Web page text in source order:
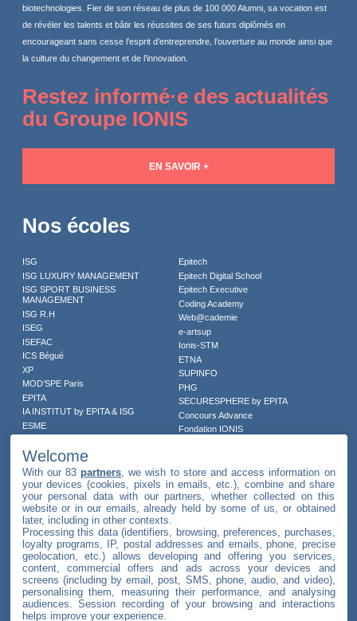
biotechnologies. Fier de son réseau de plus de 100 000 Alumni, sa vocation est
de révéler les talents et bâtir les réussites de ses futurs diplômés en
encourageant sans cesse l’esprit d’entreprendre, l’ouverture au monde ainsi que
la culture du changement et de l’innovation.
Restez informé·e des actualités
du Groupe IONIS
EN SAVOIR +
Nos écoles
ISG
ISG LUXURY MANAGEMENT
ISG SPORT BUSINESS
MANAGEMENT
ISG R.H
ISEG
ISEFAC
ICS Bégué
XP
MOD’SPE Paris
EPITA
IA INSTITUT by EPITA & ISG
ESME
SupBiotech
Epitech
Epitech Digital School
Epitech Executive
Coding Academy
Web@cademie
e-artsup
Ionis-STM
ETNA
SUPINFO
PHG
SECURESPHERE by EPITA
Concours Advance
Fondation IONIS
Infos pratiques
Contact IONIS
Contact écoles
Newsroom
Revue de presse
Mentions légales
Welcome
With our 83 partners , we wish to store and access information on
your devices (cookies, pixels in emails, etc.), combine and share
your personal data with our partners, whether collected on this
website or in our emails, already held by some of us, or obtained
later, including in other contexts.
Processing this data (identifiers, browsing, preferences, purchases,
loyalty programs, IP, postal addresses and emails, phone, precise
geolocation, etc.) allows developing and offering you services,
content, commercial offers and ads across your devices and
screens (including by email, post, SMS, phone, audio, and video),
personalising them, measuring their performance, and analysing
audiences. Session recording of your browsing and interactions
helps improve your experience.